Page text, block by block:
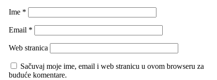
Ime *
Email *
Web stranica
Sačuvaj moje ime, email i web stranicu u ovom browseru za
buduće komentare.